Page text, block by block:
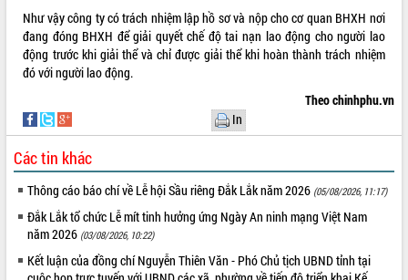
Như vậy công ty có trách nhiệm lập hồ sơ và nộp cho cơ quan BHXH nơi
đang đóng BHXH để giải quyết chế độ tai nạn lao động cho người lao
động trước khi giải thể và chỉ được giải thể khi hoàn thành trách nhiệm
đó với người lao động.
Theo chinhphu.vn
In
Các tin khác
Thông cáo báo chí về Lễ hội Sầu riêng Đắk Lắk năm 2026 (05/08/2026, 11:17)
Đắk Lắk tổ chức Lễ mít tinh hưởng ứng Ngày An ninh mạng Việt Nam
năm 2026 (03/08/2026, 10:22)
Kết luận của đồng chí Nguyễn Thiên Văn - Phó Chủ tịch UBND tỉnh tại